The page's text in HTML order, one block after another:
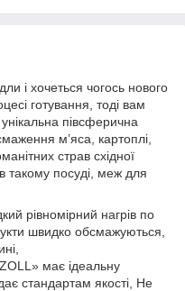
і хочеться чогось нового
готування, тоді вам
півсферична
м’яса, картоплі,
страв східної
такому посуді, меж для
рівномірний нагрів по
швидко обсмажуються,
має ідеальну
стандартам якості, Не